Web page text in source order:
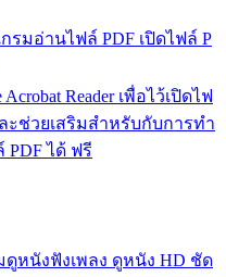
กรมอ่านไฟล์ PDF เปิดไฟล์ P
Reader เพื่อไว้เปิดไฟ
ะช่วยเสริมสำหรับกับการทำ
PDF ได้ ฟรี
ดูหนังฟังเพลง ดูหนัง HD ชัด